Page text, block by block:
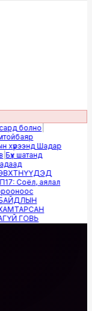
болно|
Шадар
Бүх шатанд
Соёл, аялал
ГОВЬ